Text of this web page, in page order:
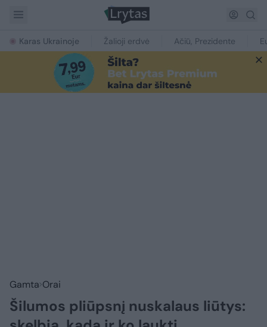
Karas Ukrainoje Žalioji erdvė Ačiū, Prezidente
Gamta Orai
Šilumos pliūpsnį nuskalaus liūtys: